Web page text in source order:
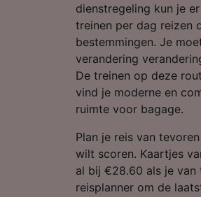
dienstregeling kun je
treinen per dag reizen
bestemmingen. Je
verandering
De treinen op deze
vind je moderne en
ruimte voor bagage.
Plan je reis van
wilt scoren. Kaartjes
al bij €28.60 als je
reisplanner om de